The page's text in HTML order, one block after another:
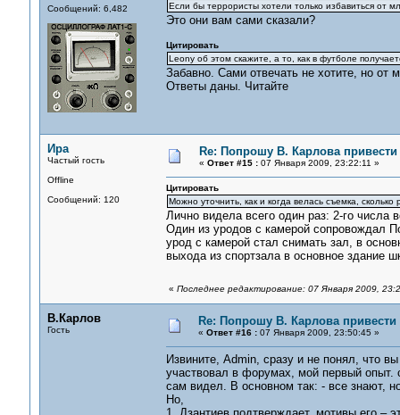
Сообщений: 6,482
Если бы террористы хотели только избавиться от
Это они вам сами сказали?
Цитировать
Leonу об этом скажите, а то, как в футболе
Забавно. Сами отвечать не хотите, но от
Ответы даны. Читайте
Ира
Частый гость
Offline
Сообщений: 120
Re: Попрошу В. Карлова привести
« Ответ #15 :07 Января 2009, 23:22:11 »
Цитировать
Можно уточнить, как и когда велась съемка, сколько
Лично видела всего один раз: 2-го числа
Один из уродов с камерой сопровождал
урод с камерой стал снимать зал, в
выхода из спортзала в основное здание
« Последнее редактирование: 07 Января 2009,
В.Карлов
Гость
Re: Попрошу В. Карлова привести
« Ответ #16 :07 Января 2009, 23:50:45 »
Извините, Admin, сразу и не понял, что
участвовал в форумах, мой первый опыт.
сам видел. В основном так: - все знают,
Но,